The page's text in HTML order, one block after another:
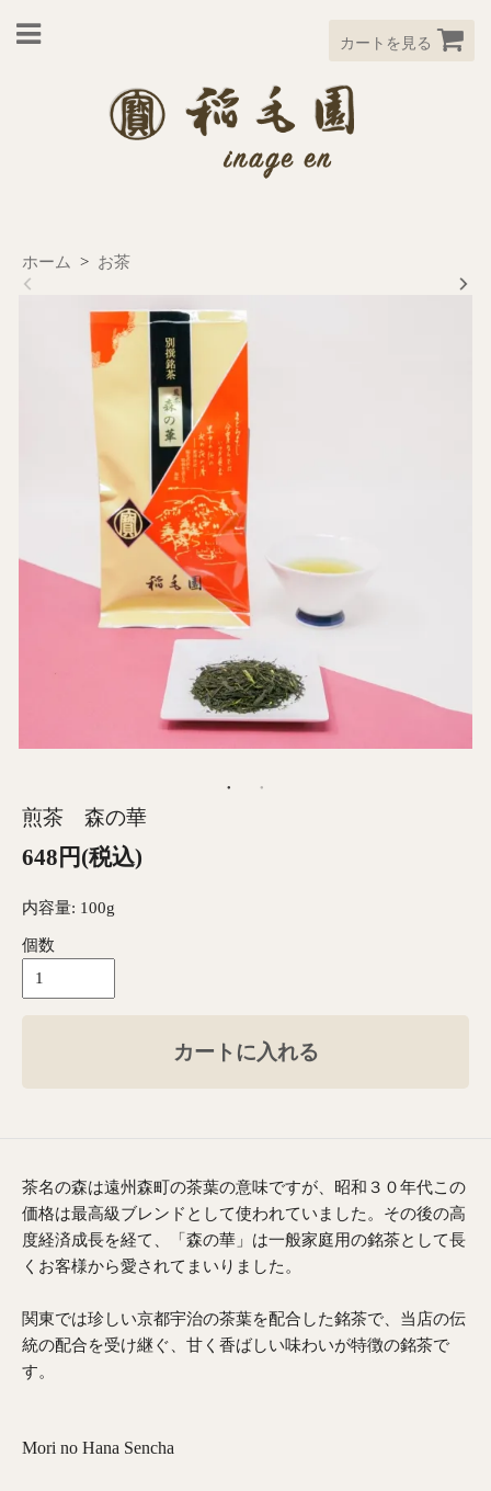
カートを見る
ホーム > お茶
煎茶 森の華
648円(税込)
内容量: 100g
個数
カートに入れる
茶名の森は遠州森町の茶葉の意味ですが、昭和３０年代この
価格は最高級ブレンドとして使われていました。その後の高
度経済成長を経て、「森の華」は一般家庭用の銘茶として長
くお客様から愛されてまいりました。
関東では珍しい京都宇治の茶葉を配合した銘茶で、当店の伝
統の配合を受け継ぐ、甘く香ばしい味わいが特徴の銘茶で
す。
Mori no Hana Sencha